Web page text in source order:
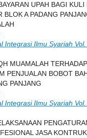
UPAH BAGI KULI
BLOK A PADANG
Integrasi Ilmu Syariah
MUAMALAH
PENJUALAN BOBOT
PANJANG
Integrasi Ilmu Syariah
JASA